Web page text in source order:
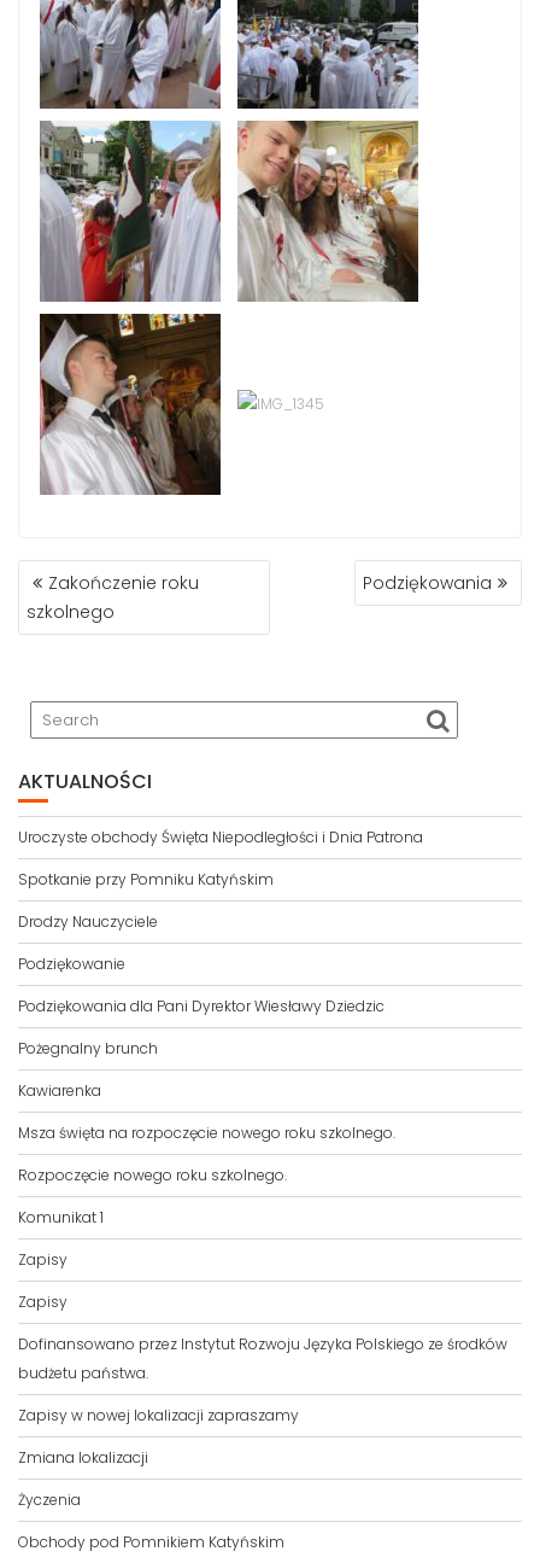
O
N
A
I
G
A
T
I
O
N
Zakończenie roku
szkolnego
Podziękowania
AKTUALNOŚCI
Uroczyste obchody Święta Niepodległości i Dnia Patrona
Spotkanie przy Pomniku Katyńskim
Drodzy Nauczyciele
Podziękowanie
Podziękowania dla Pani Dyrektor Wiesławy Dziedzic
Pożegnalny brunch
Kawiarenka
Msza święta na rozpoczęcie nowego roku szkolnego.
Rozpoczęcie nowego roku szkolnego.
Komunikat 1
Zapisy
Zapisy
Dofinansowano przez Instytut Rozwoju Języka Polskiego ze środków
budżetu państwa.
Zapisy w nowej lokalizacji zapraszamy
Zmiana lokalizacji
Życzenia
Obchody pod Pomnikiem Katyńskim